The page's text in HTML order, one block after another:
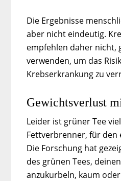
Die Ergebnisse
aber nicht eindeutig.
empfehlen daher nicht,
verwenden, um das
Krebserkrankung zu
Gewichtsverlust
Leider ist grüner Tee
Fettverbrenner, für den
Die Forschung hat
des grünen Tees,
anzukurbeln, kaum